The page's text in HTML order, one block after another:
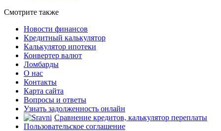
Смотрите также
Новости финансов
Кредитный калькулятор
Калькулятор ипотеки
Конвертер валют
Ломбарды
О нас
Контакты
Карта сайта
Вопросы и ответы
Узнать задолженность онлайн
Сравнение кредитов, калькулятор переплаты
Пользовательское соглашение